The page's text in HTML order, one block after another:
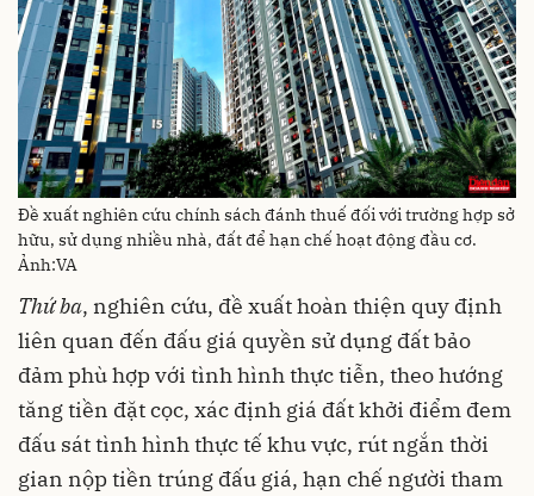
Đề xuất nghiên cứu chính sách đánh thuế đối với trường hợp sở
hữu, sử dụng nhiều nhà, đất để hạn chế hoạt động đầu cơ.
Ảnh:VA
Thứ ba, nghiên cứu, đề xuất hoàn thiện quy định
liên quan đến đấu giá quyền sử dụng đất bảo
đảm phù hợp với tình hình thực tiễn, theo hướng
tăng tiền đặt cọc, xác định giá đất khởi điểm đem
đấu sát tình hình thực tế khu vực, rút ngắn thời
gian nộp tiền trúng đấu giá, hạn chế người tham